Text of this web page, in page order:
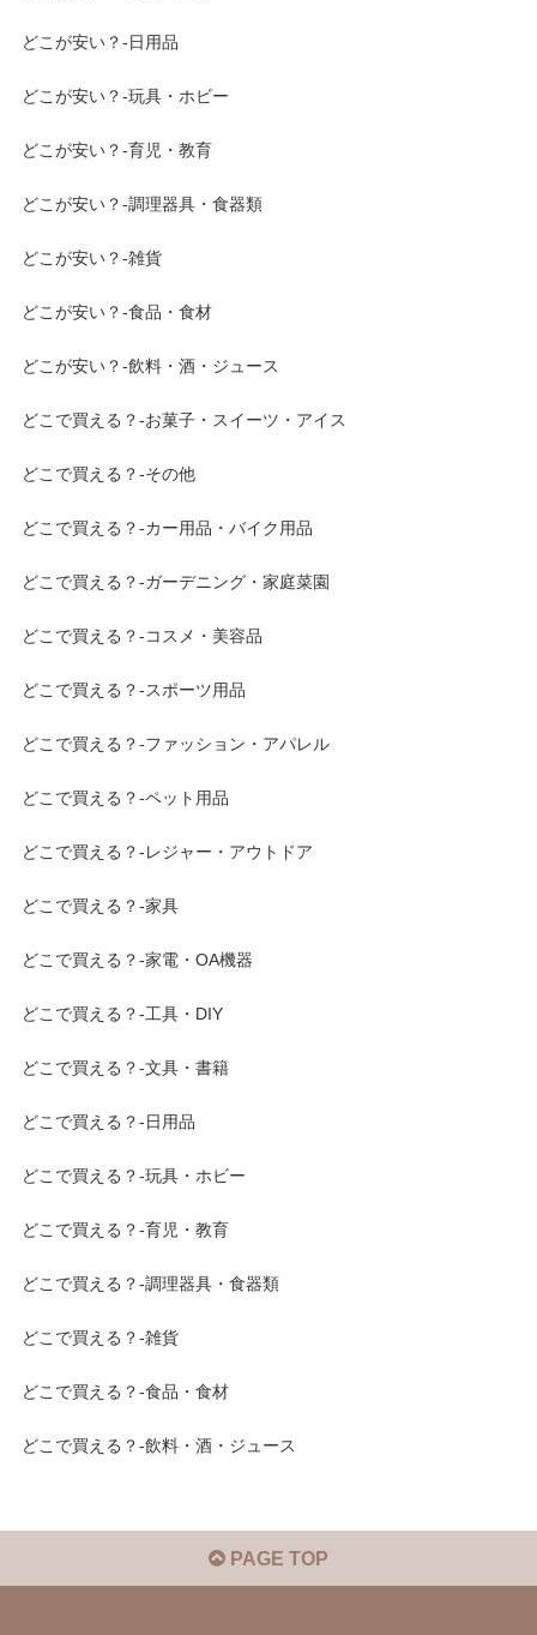
どこが安い？-日用品
どこが安い？-玩具・ホビー
どこが安い？-育児・教育
どこが安い？-調理器具・食器類
どこが安い？-雑貨
どこが安い？-食品・食材
どこが安い？-飲料・酒・ジュース
どこで買える？-お菓子・スイーツ・アイス
どこで買える？-その他
どこで買える？-カー用品・バイク用品
どこで買える？-ガーデニング・家庭菜園
どこで買える？-コスメ・美容品
どこで買える？-スポーツ用品
どこで買える？-ファッション・アパレル
どこで買える？-ペット用品
どこで買える？-レジャー・アウトドア
どこで買える？-家具
どこで買える？-家電・OA機器
どこで買える？-工具・DIY
どこで買える？-文具・書籍
どこで買える？-日用品
どこで買える？-玩具・ホビー
どこで買える？-育児・教育
どこで買える？-調理器具・食器類
どこで買える？-雑貨
どこで買える？-食品・食材
どこで買える？-飲料・酒・ジュース
PAGE TOP